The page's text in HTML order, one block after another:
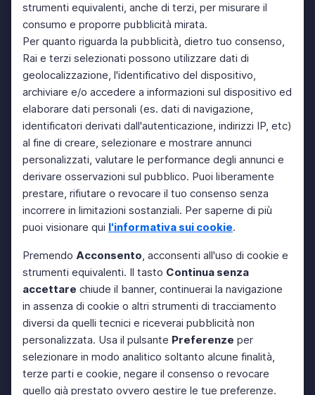
strumenti equivalenti, anche di terzi, per misurare il
consumo e proporre pubblicità mirata.
Per quanto riguarda la pubblicità, dietro tuo consenso,
Rai e terzi selezionati possono utilizzare dati di
geolocalizzazione, l'identificativo del dispositivo,
archiviare e/o accedere a informazioni sul dispositivo ed
elaborare dati personali (es. dati di navigazione,
identificatori derivati dall'autenticazione, indirizzi IP, etc)
al fine di creare, selezionare e mostrare annunci
personalizzati, valutare le performance degli annunci e
derivare osservazioni sul pubblico. Puoi liberamente
prestare, rifiutare o revocare il tuo consenso senza
incorrere in limitazioni sostanziali. Per saperne di più
puoi visionare qui l'informativa sui cookie.
Premendo Acconsento, acconsenti all'uso di cookie e
strumenti equivalenti. Il tasto Continua senza
accettare chiude il banner, continuerai la navigazione
in assenza di cookie o altri strumenti di tracciamento
diversi da quelli tecnici e riceverai pubblicità non
personalizzata. Usa il pulsante Preferenze per
selezionare in modo analitico soltanto alcune finalità,
terze parti e cookie, negare il consenso o revocare
quello già prestato ovvero gestire le tue preferenze.